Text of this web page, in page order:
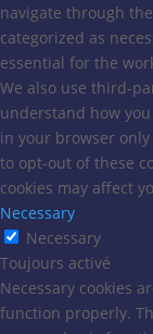
navigate through
categorized as
essential for the
We also use third-
understand how
in your browser
to opt-out of these
cookies may affect
Necessary
Necessary
Toujours activé
Necessary cookies
function properly.